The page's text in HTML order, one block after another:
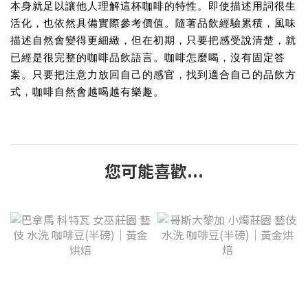
本身就足以讓他人理解這杯咖啡的特性。即使描述用詞很生
活化，也依然具備實際參考價值。隨著品飲經驗累積，風味
描述自然會變得更細緻，但在初期，只要把感受說清楚，就
已經是很完整的咖啡品飲語言。咖啡怎麼喝，沒有固定答
案。只要把注意力放回自己的感官，找到適合自己的品飲方
式，咖啡自然會越喝越有樂趣。
您可能喜歡...